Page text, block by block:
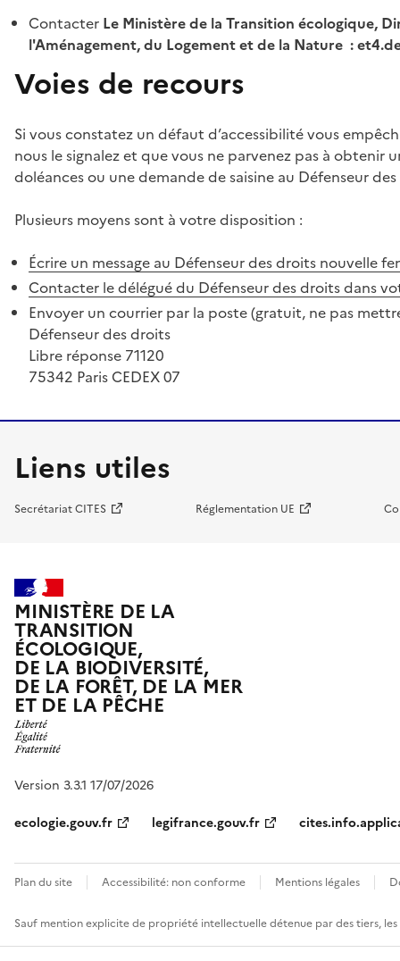
Contacter Le Ministère de la Transition écologique,
l'Aménagement, du Logement et de la Nature :
Voies de recours
Si vous constatez un défaut d’accessibilité vous
nous le signalez et que vous ne parvenez pas à
doléances ou une demande de saisine au Défenseur
Plusieurs moyens sont à votre disposition :
Écrire un message au Défenseur des droits nouvelle
Contacter le délégué du Défenseur des droits dans
Envoyer un courrier par la poste (gratuit, ne pas
Défenseur des droits
Libre réponse 71120
75342 Paris CEDEX 07
Liens utiles
Secrétariat CITES Réglementation UE
MINISTÈRE DE LA
TRANSITION
ÉCOLOGIQUE,
DE LA BIODIVERSITÉ,
DE LA FORÊT, DE LA MER
ET DE LA PÊCHE
Version 3.3.1 17/07/2026
ecologie.gouv.fr
legifrance.gouv.fr
Plan du site Accessibilité: non conforme Mentions légales
Sauf mention explicite de propriété intellectuelle détenue par des tiers,